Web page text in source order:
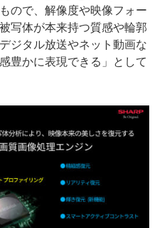
ので、解像度や映像フォー
写体が本来持つ質感や輪郭
ジタル放送やネット動画な
豊かに表現できる」として